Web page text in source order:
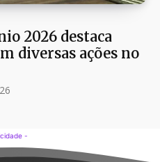
2026 destaca
diversas ações no
-